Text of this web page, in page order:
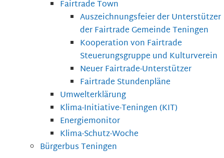
Fairtrade Town
Auszeichnungsfeier der Unterstützer
der Fairtrade Gemeinde Teningen
Kooperation von Fairtrade
Steuerungsgruppe und Kulturverein
Neuer Fairtrade-Unterstützer
Fairtrade Stundenpläne
Umwelterklärung
Klima-Initiative-Teningen (KIT)
Energiemonitor
Klima-Schutz-Woche
Bürgerbus Teningen